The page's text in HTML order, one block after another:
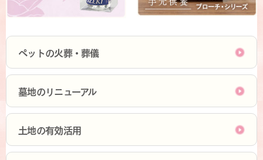
ペットの火葬・葬儀
墓地のリニューアル
土地の有効活用